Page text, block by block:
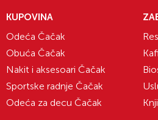
KUPOVINA
Odeća Čačak
Obuća Čačak
Nakit i aksesoari Čačak
Sportske radnje Čačak
Odeća za decu Čačak